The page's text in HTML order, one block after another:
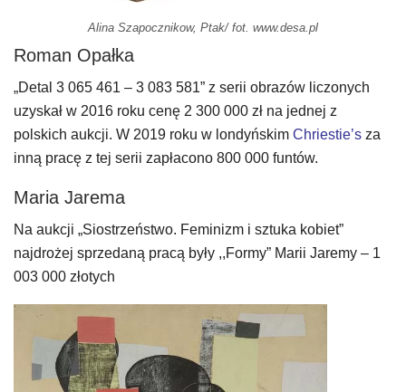
Alina Szapocznikow, Ptak/ fot. www.desa.pl
Roman Opałka
„Detal 3 065 461 – 3 083 581” z serii obrazów liczonych
uzyskał w 2016 roku cenę 2 300 000 zł na jednej z
polskich aukcji. W 2019 roku w londyńskim Chriestie’s za
inną pracę z tej serii zapłacono 800 000 funtów.
Maria Jarema
Na aukcji „Siostrzeństwo. Feminizm i sztuka kobiet”
najdrożej sprzedaną pracą były ,,Formy” Marii Jaremy – 1
003 000 złotych